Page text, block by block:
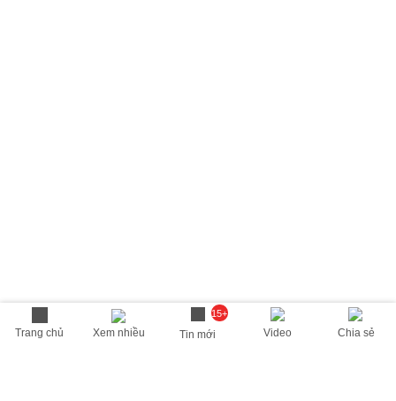
Trang chủ Xem nhiều
15+
Tin mới Video Chia sẻ